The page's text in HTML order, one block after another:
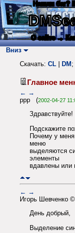
Нашли баг?
О сайте →
Вниз
Скачать: CL DM ;
Главное
← →
ppp (2002-04-27
Здравствуйте!
Подскажите
Почему у
меню
выделяются
элементы
вдавлены или
← →
Игорь Шевченко
День добрый,
Выделение